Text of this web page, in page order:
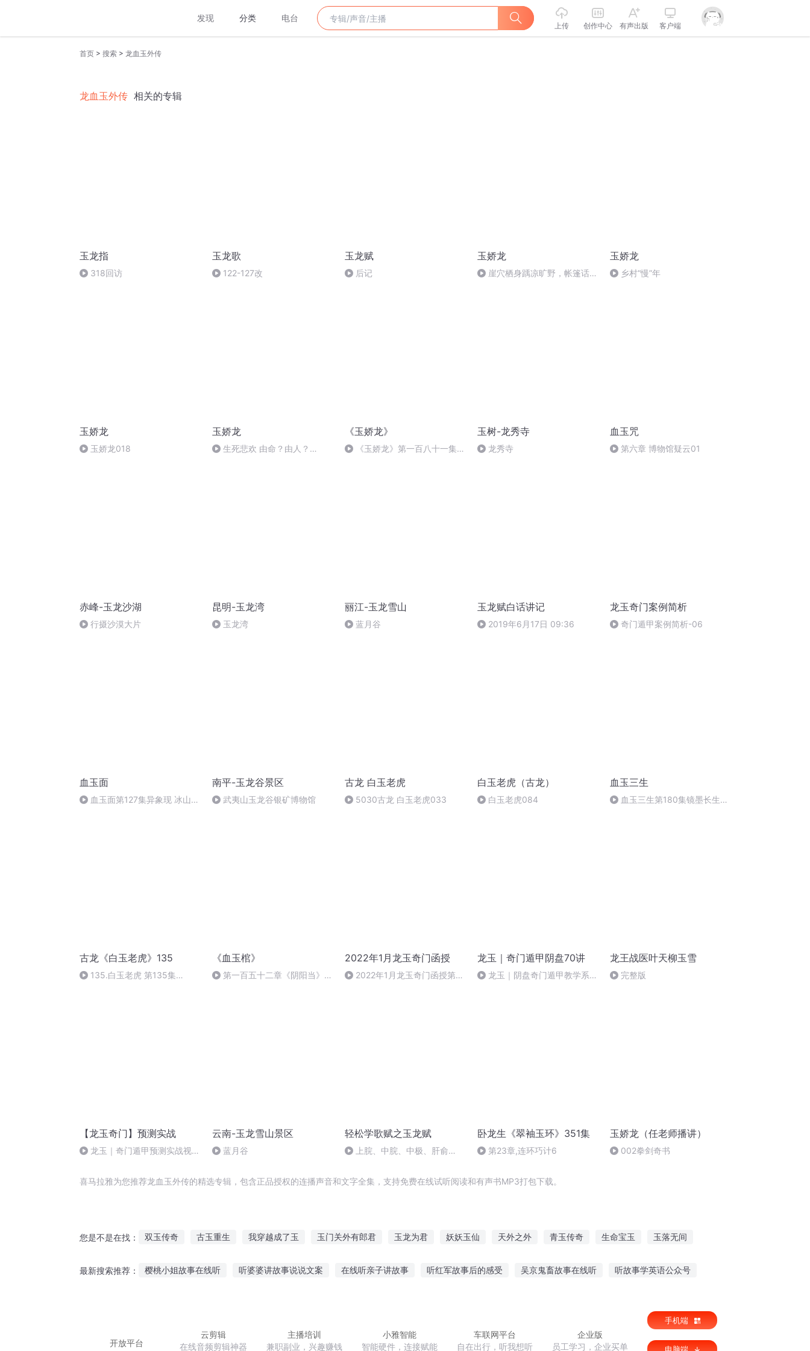
发现 分类 电台
上传 创作中心 有声出版 客户端
首页 > 搜索 > 龙血玉外传
龙血玉外传 相关的专辑
玉龙指
318回访
玉龙歌
122-127改
玉龙赋
后记
玉娇龙
崖穴栖身踽凉旷野，帐篷话密
玉娇龙
乡村“慢”年
玉娇龙
玉娇龙018
玉娇龙
生死悲欢 由命？由人？
《玉娇龙》
《玉娇龙》第一百八十一集
玉树-龙秀寺
龙秀寺
血玉咒
第六章 博物馆疑云01
赤峰-玉龙沙湖
行摄沙漠大片
昆明-玉龙湾
玉龙湾
丽江-玉龙雪山
蓝月谷
玉龙赋白话讲记
2019年6月17日 09:36
龙玉奇门案例简析
奇门遁甲案例简析-06
血玉面
血玉面第127集异象现 冰山出
南平-玉龙谷景区
武夷山玉龙谷银矿博物馆
古龙 白玉老虎
5030古龙 白玉老虎033
白玉老虎（古龙）
白玉老虎084
血玉三生
血玉三生第180集镜墨长生，
古龙《白玉老虎》135
135.白玉老虎 第135集
《血玉棺》
第一百五十二章《阴阳当》
2022年1月龙玉奇门函授
2022年1月龙玉奇门函授第一
龙玉｜奇门遁甲阴盘70讲
龙玉｜阴盘奇门遁甲教学系列
龙王战医叶天柳玉雪
完整版
【龙玉奇门】预测实战
龙玉｜奇门遁甲预测实战视频
云南-玉龙雪山景区
蓝月谷
轻松学歌赋之玉龙赋
上脘、中脘、中极、肝俞
卧龙生《翠袖玉环》351集
第23章,连环巧计6
玉娇龙（任老师播讲）
002拳剑奇书
喜马拉雅为您推荐龙血玉外传的精选专辑，包含正品授权的连播声音和文字全集，支持免费在线试听阅读和有声书MP3打包下载。
您是不是在找： 双玉传奇 古玉重生 我穿越成了玉 玉门关外有郎君 玉龙为君 妖妖玉仙 天外之外 青玉传奇 生命宝玉 玉落无间
最新搜索推荐： 樱桃小姐故事在线听 听婆婆讲故事说说文案 在线听亲子讲故事 听红军故事后的感受 吴京鬼畜故事在线听 听故事学英语公众号
开放平台
云剪辑
在线音频剪辑神器
主播培训
兼职副业，兴趣赚钱
小雅智能
智能硬件，连接赋能
车联网平台
自在出行，听我想听
企业版
员工学习，企业买单
手机端